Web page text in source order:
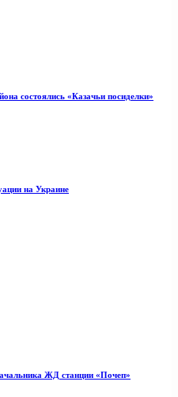
состоялись «Казачьи посиделки»
на Украине
ЖД станции «Почеп»